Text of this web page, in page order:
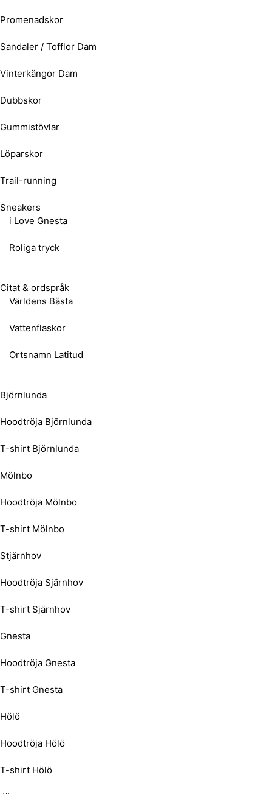
Promenadskor
Sandaler / Tofflor Dam
Vinterkängor Dam
Dubbskor
Gummistövlar
Löparskor
Trail-running
Sneakers
i Love Gnesta
Roliga tryck
Citat & ordspråk
Världens Bästa
Vattenflaskor
Ortsnamn Latitud
Björnlunda
Hoodtröja Björnlunda
T-shirt Björnlunda
Mölnbo
Hoodtröja Mölnbo
T-shirt Mölnbo
Stjärnhov
Hoodtröja Sjärnhov
T-shirt Sjärnhov
Gnesta
Hoodtröja Gnesta
T-shirt Gnesta
Hölö
Hoodtröja Hölö
T-shirt Hölö